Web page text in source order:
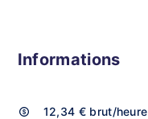
Informations
12,34 € brut/heure